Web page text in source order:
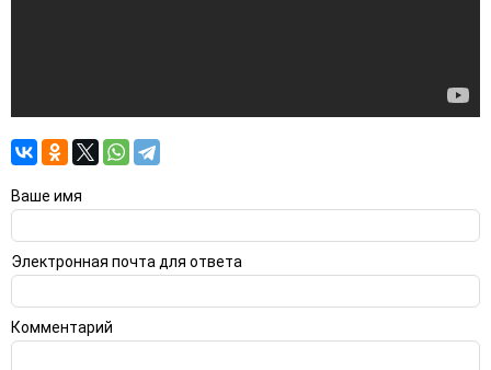
Ваше имя
Электронная почта для ответа
Комментарий